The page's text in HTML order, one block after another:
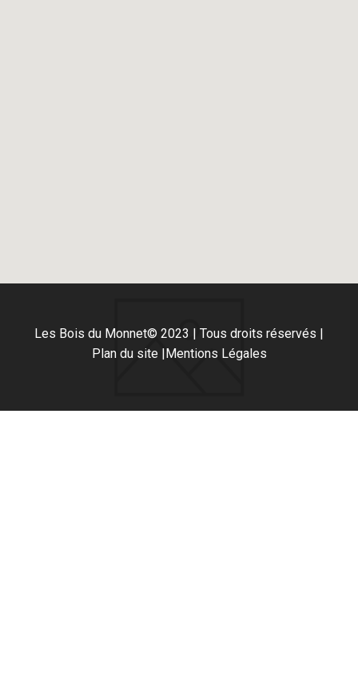
Les Bois du Monnet© 2023 | Tous droits réservés |
Plan du site |
Mentions Légales